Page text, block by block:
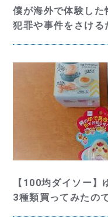
僕が海外で体験した
犯罪や事件をさける
【100均ダイソー】
3種類買ってみたの